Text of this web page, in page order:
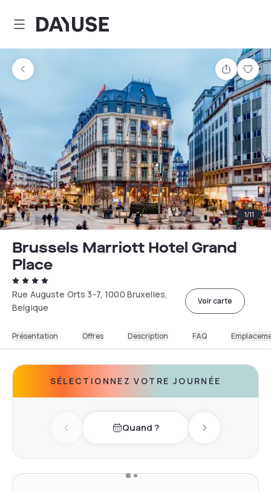
Dayuse
Partager
1/11
Brussels Marriott Hotel Grand
Place
Rue Auguste Orts 3-7, 1000 Bruxelles,
Belgique
Voir carte
Présentation Offres Description FAQ
SÉLECTIONNEZ VOTRE JOURNÉE
Previous dayQuand ? Next day